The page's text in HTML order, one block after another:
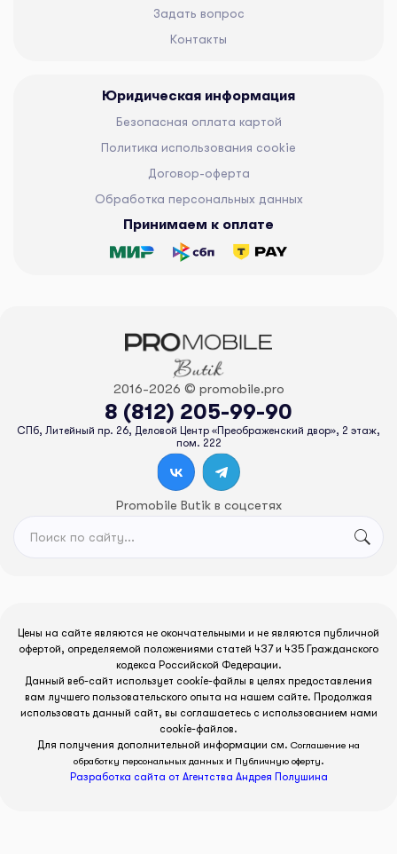
Задать вопрос
Контакты
Юридическая информация
Безопасная оплата картой
Политика использования cookie
Договор-оферта
Обработка персональных данных
Принимаем к оплате
2016-2026 © promobile.pro
8 (812) 205-99-90
СПб, Литейный пр. 26, Деловой Центр «Преображенский двор», 2 этаж,
пом. 222
Promobile Butik в соцсетях
Цены на сайте являются не окончательными и не являются публичной
офертой, определяемой положениями статей 437 и 435 Гражданского
кодекса Российской Федерации.
Данный веб-сайт использует cookie-файлы в целях предоставления
вам лучшего пользовательского опыта на нашем сайте. Продолжая
использовать данный сайт, вы соглашаетесь с использованием нами
cookie-файлов.
Для получения дополнительной информации см. Соглашение на
обработку персональных данныхи Публичную оферту.
Разработка сайта от Агентства Андрея Полушина